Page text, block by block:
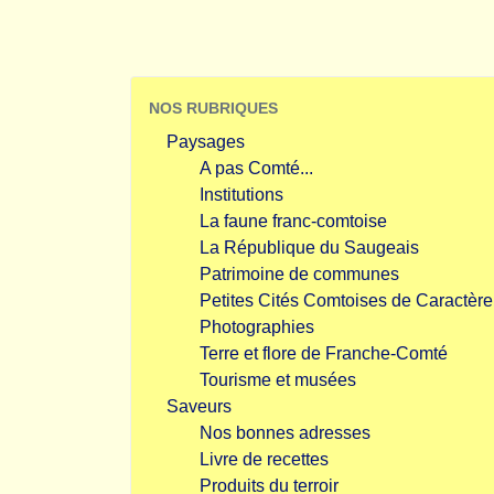
NOS RUBRIQUES
Paysages
A pas Comté...
Institutions
La faune franc-comtoise
La République du Saugeais
Patrimoine de communes
Petites Cités Comtoises de Caractère
Photographies
Terre et flore de Franche-Comté
Tourisme et musées
Saveurs
Nos bonnes adresses
Livre de recettes
Produits du terroir